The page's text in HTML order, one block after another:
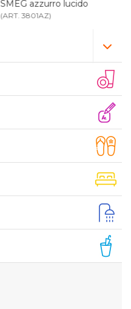
SMEG azzurro lucido
(ART. 3801AZ)